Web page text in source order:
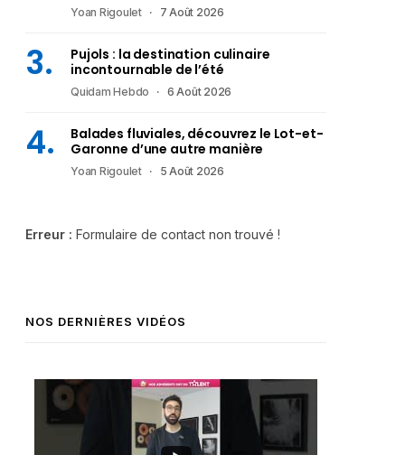
Yoan Rigoulet 7 Août 2026
Pujols : la destination culinaire
incontournable de l’été
Quidam Hebdo 6 Août 2026
Balades fluviales, découvrez le Lot-et-
Garonne d’une autre manière
Yoan Rigoulet 5 Août 2026
Erreur : Formulaire de contact non trouvé !
NOS DERNIÈRES VIDÉOS